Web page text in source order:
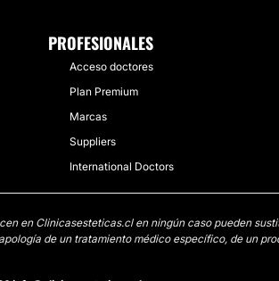
PROFESIONALES
Acceso doctores
Plan Premium
Marcas
Suppliers
International Doctors
en Clinicasesteticas.cl en ningún caso pueden
de un tratamiento médico específico, de un